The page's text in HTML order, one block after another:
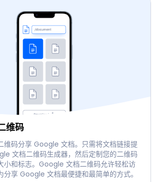
维码
维码分享 Google 文档。只需将文档链接提
文档二维码生成器，然后定制您的二维码
小和标志。Google 文档二维码允许轻松访
分享 Google 文档最便捷和最简单的方式。